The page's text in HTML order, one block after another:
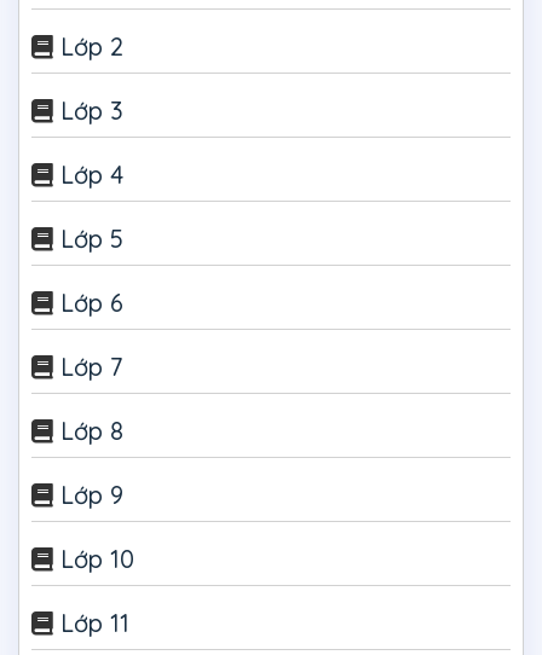
Lớp 2
Lớp 3
Lớp 4
Lớp 5
Lớp 6
Lớp 7
Lớp 8
Lớp 9
Lớp 10
Lớp 11